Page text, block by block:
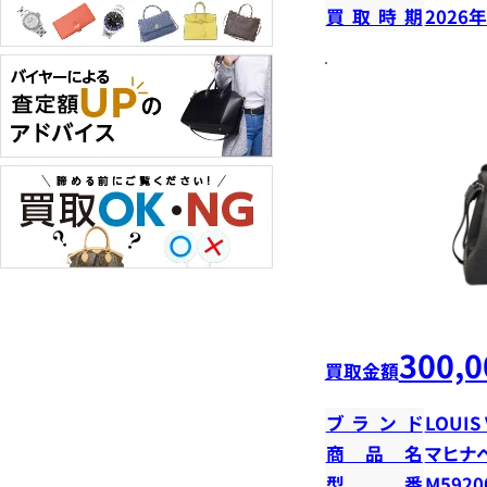
買取時期2026
買取金額
ブランドLOUIS
商品名マヒナ